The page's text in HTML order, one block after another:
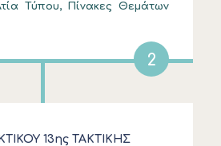
Τύπου, Πίνακες Θεμάτων
2
13ης ΤΑΚΤΙΚΗΣ